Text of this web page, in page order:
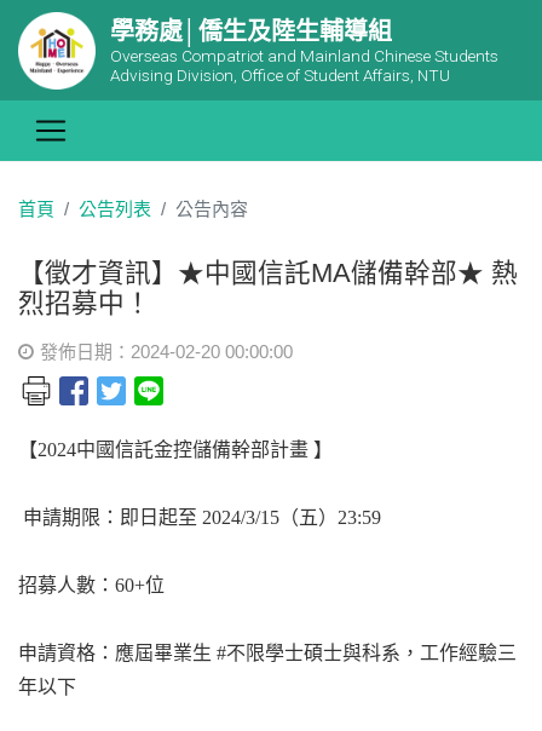
學務處│僑生及陸生輔導組
Overseas Compatriot and Mainland Chinese Students
Advising Division, Office of Student Affairs, NTU
首頁 公告列表 公告內容
【徵才資訊】★中國信託MA儲備幹部★ 熱
烈招募中！
發佈日期：2024-02-20 00:00:00
【2024中國信託金控儲備幹部計畫 】
申請期限：即日起至 2024/3/15（五）23:59
招募人數：60+位
申請資格：應屆畢業生 #不限學士碩士與科系，工作經驗三
年以下